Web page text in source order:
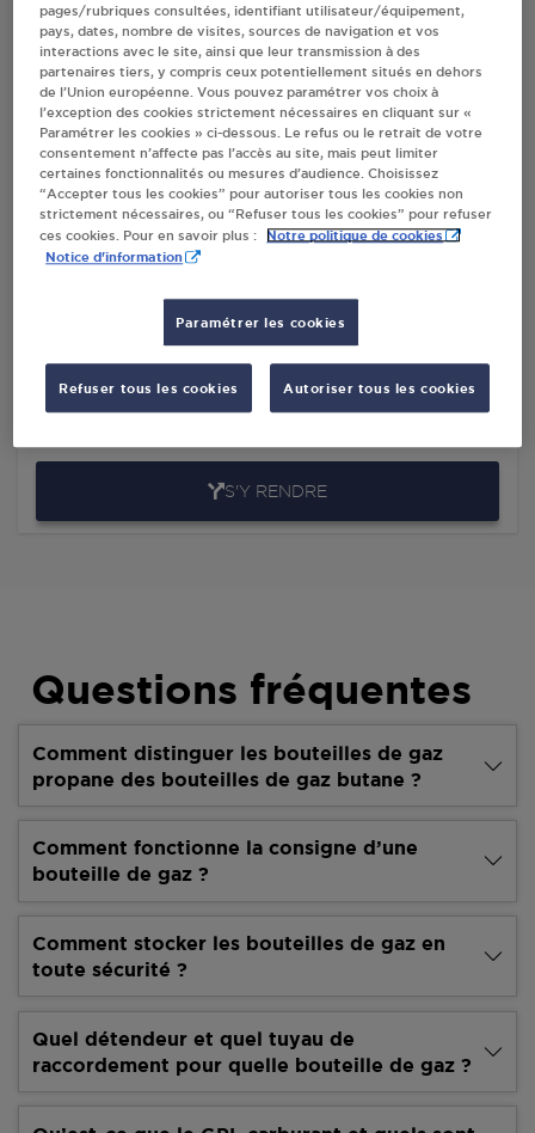
ESNEVAL
Villes
INTERMARCHE PIRELLE CRIQUETOT L
ESNEVAL
ROUTE DE VERGETOT
76280CRIQUETOT L ESNEVAL
S'Y RENDRE
BRICOMARCHE CRIQUETOT-L'ESNEVAL
SA YNAUSAN
S'Y RENDRE
Questions fréquentes
Comment distinguer les bouteilles de gaz
propane des bouteilles de gaz butane ?
Comment fonctionne la consigne d’une
bouteille de gaz ?
Comment stocker les bouteilles de gaz en
toute sécurité ?
Quel détendeur et quel tuyau de
raccordement pour quelle bouteille de gaz ?
pages/rubriques consultées, identifiant utilisateur/équipement,
pays, dates, nombre de visites, sources de navigation et vos
interactions avec le site, ainsi que leur transmission à des
partenaires tiers, y compris ceux potentiellement situés en dehors
de l’Union européenne. Vous pouvez paramétrer vos choix à
l’exception des cookies strictement nécessaires en cliquant sur «
Paramétrer les cookies » ci-dessous. Le refus ou le retrait de votre
consentement n’affecte pas l’accès au site, mais peut limiter
certaines fonctionnalités ou mesures d’audience. Choisissez
“Accepter tous les cookies” pour autoriser tous les cookies non
strictement nécessaires, ou “Refuser tous les cookies” pour refuser
ces cookies. Pour en savoir plus :
Notre politique de cookies
Notice d'information
Paramétrer les cookies
Refuser tous les cookies Autoriser tous les cookies